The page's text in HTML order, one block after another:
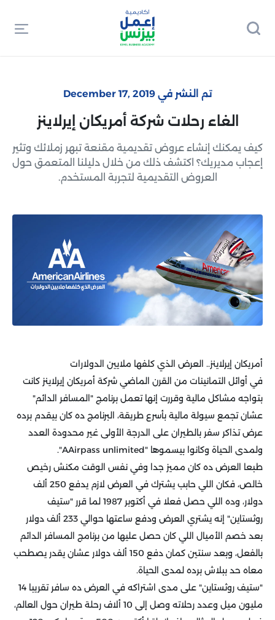
تم النشر في December 17, 2019
الغاء رحلات شركة أمريكان إيرلاينز
كيف يمكنك إنشاء عروض تقديمية مقنعة تبهر زملائك وتثير
إعجاب مديريك؟ اكتشف ذلك من خلال دليلنا المتعمق حول
العروض التقديمية لتجربة المستخدم.
أمريكان إيرلاينز.. العرض الذي كلفها ملايين الدولارات
في أوائل التمانينات من القرن الماضي شركة أمريكان إيرلاينز كانت
بتواجه مشاكل مالية وقررت إنها تعمل برنامج "المسافر الدائم"
عشان تجمع سيولة مالية بأسرع طريقة، البرنامج ده كان بيقدم برده
عرض تذاكر سفر بالطيران على الدرجة الأولى غير محدودة العدد
ولمدى الحياة وكانوا بيسموها "AAirpass unlimited".
طبعا العرض ده كان مميز جدا وفي نفس الوقت مكنش رخيص
خالص، فكان اللي حابب يشترك في العرض لازم يدفع 250 ألف
دولار، وده اللي حصل فعلا في أكتوبر 1987 لما قرر "ستيف
روثستاين" إنه يشتري العرض ودفع ساعتها حوالي 233 ألف دولار
بعد خصم الأميال اللي كان حصل عليها من برنامج المسافر الدائم
بالفعل، وبعد سنتين كمان دفع 150 ألف دولار عشان يقدر يصطحب
معاه حد ببلاش برده لمدى الحياة.
"ستيف روثستاين" على مدى اشتراكه في العرض ده سافر تقريبا 14
مليون ميل وعدد رحلاته وصل إلى 10 ألاف رحلة طيران حول العالم،